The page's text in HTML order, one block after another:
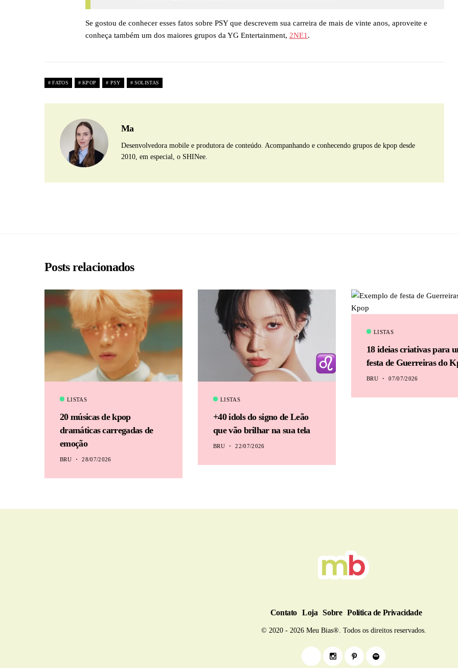
Se gostou de conhecer esses fatos sobre PSY que descrevem sua carreira de mais de vinte anos, aproveite e
conheça também um dos maiores grupos da YG Entertainment, 2NE1 .
FATOS KPOP PSY SOLISTAS
Ma
Desenvolvedora mobile e produtora de conteúdo. Acompanhando e conhecendo grupos de kpop desde
2010, em especial, o SHINee.
Posts relacionados
LISTAS
20 músicas de kpop
dramáticas carregadas de
emoção
BRU 28/07/2026
LISTAS
+40 idols do signo de Leão
que vão brilhar na sua tela
BRU 22/07/2026
LISTAS
18 ideias criativas para
festa de Guerreiras do
BRU 07/07/2026
Contato Loja Sobre Política de Privacidade
© 2020 - 2026 Meu Bias®. Todos os direitos reservados.